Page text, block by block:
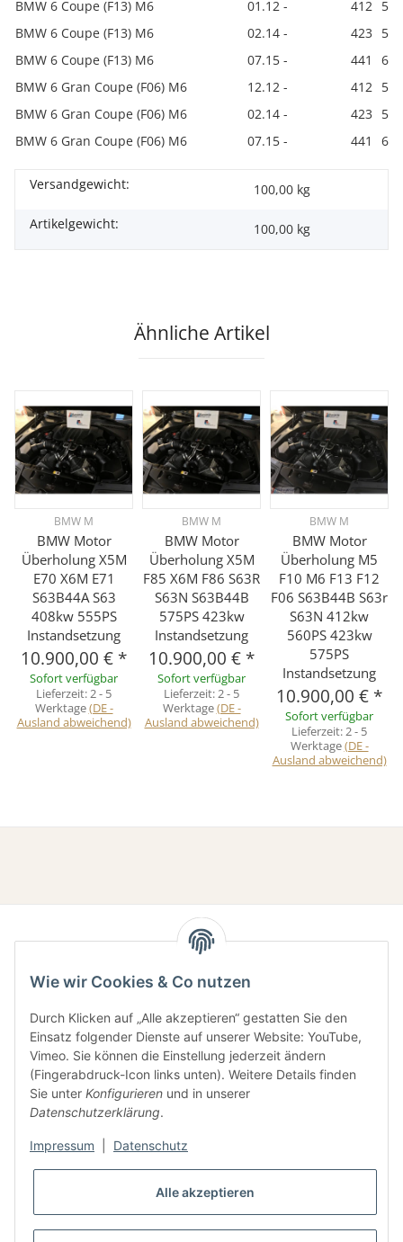
BMW 6 Coupe (F13) M6
01.12 - 412
560
BMW 6 Coupe (F13) M6
02.14 - 423
575
BMW 6 Coupe (F13) M6
07.15 - 441
600
BMW 6 Gran Coupe (F06) M6
12.12 - 412
560
BMW 6 Gran Coupe (F06) M6
02.14 - 423
575
BMW 6 Gran Coupe (F06) M6
07.15 - 441 600
Versandgewicht:
100,00 kg
Artikelgewicht:
100,00 kg
Ähnliche Artikel
BMW M
BMW Motor
Überholung X5M
E70 X6M E71
S63B44A S63
408kw 555PS
Instandsetzung
10.900,00 € *
Sofort verfügbar
Lieferzeit:2 - 5
Werktage(DE -
Ausland abweichend)
BMW M
BMW Motor
Überholung X5M
F85 X6M F86 S63R
S63N S63B44B
575PS 423kw
Instandsetzung
10.900,00 € *
Sofort verfügbar
Lieferzeit:2 - 5
Werktage(DE -
Ausland abweichend)
BMW M
BMW Motor
Überholung M5
F10 M6 F13 F12
F06 S63B44B S63r
S63N 412kw
560PS 423kw
575PS
Instandsetzung
10.900,00 € *
Sofort verfügbar
Lieferzeit:2 - 5
Werktage(DE -
Ausland abweichend)
Gesetzliche Informationen
Informationen
Wie wir Cookies & Co nutzen
Durch Klicken auf „Alle akzeptieren“ gestatten Sie den
Einsatz folgender Dienste auf unserer Website: YouTube,
Vimeo. Sie können die Einstellung jederzeit ändern
(Fingerabdruck-Icon links unten). Weitere Details finden
Sie unter Konfigurieren und in unserer
Datenschutzerklärung.
Impressum Datenschutz
Alle akzeptieren